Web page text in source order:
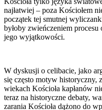
najłatwiej – poza Kościołem
początek tej smutnej
byłoby zwieńczeniem procesu
jego wyjątkowości.
W dyskusji o celibacie, jako
się często motyw historyczny,
wiekach Kościoła kapłanów
teraz na historyczne debaty,
zarania Kościoła dążono do